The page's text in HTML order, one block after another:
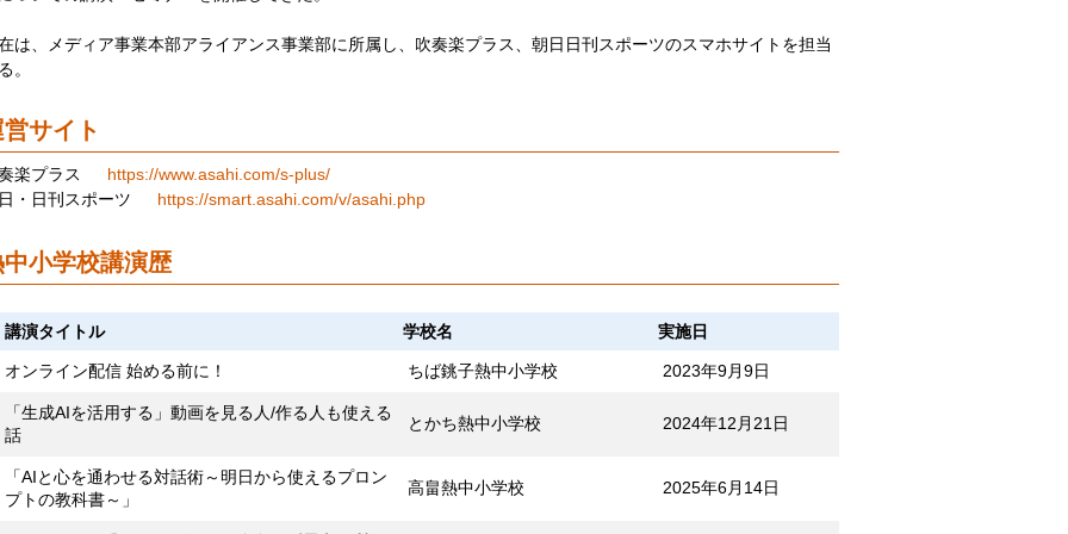
は、メディア事業本部アライアンス事業部に所属し、吹奏楽プラス、朝日日刊スポーツのスマホサイトを担当
。
サイト
楽プラス
https://www.asahi.com/s-plus/
・日刊スポーツ
https://smart.asahi.com/v/asahi.php
中小学校講演歴
講演タイトル 学校名 実施日
オンライン配信 始める前に！ ちば銚子熱中小学校 2023年9月9日
「生成AIを活用する」動画を見る人/作る人も使える
話
とかち熱中小学校 2024年12月21日
「AIと心を通わせる対話術～明日から使えるプロン
プトの教科書～」
高畠熱中小学校 2025年6月14日